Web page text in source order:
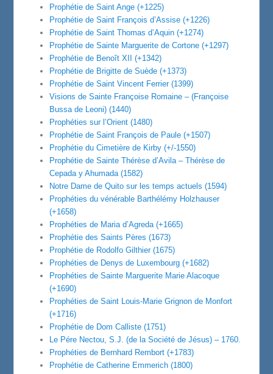
Prophétie de Saint Ange (+1225)
Prophétie de Saint François d’Assise (+1226)
Prophétie de Saint Thomas d’Aquin (+1274)
Prophétie de Sainte Marguerite de Cortone (+1297)
Prophétie de Benoît XII (+1342)
Prophétie de Brigitte de Suède (+1373)
Prophétie de Saint Vincent Ferrier (1399)
Visions de Sainte Françoise Romaine – (Françoise
Bussa de Leoni) (1440)
Prophéties sur l’Orient (1480)
Prophétie de Saint François de Paule (+1507)
Prophétie du Cimetière de Kirby (+/-1550)
Prophétie de Sainte Thérèse d’Avila – Thérèse de
Cepada y Ahumada (1582)
Notre Dame de Quito sur les temps actuels (1594)
Prophéties du vénérable Barthélémy Holzhauser
(+1658)
Prophéties de Maria d’Agreda (+1665)
Prophétie des Saints Pères (1673)
Prophétie de Rodolfo Gilthier (1675)
Prophéties de Denys de Luxembourg (+1682)
Prophéties de Sainte Marguerite Marie Alacoque
(+1690)
Prophéties de Saint Louis-Marie Grignon de Monfort
(+1716)
Prophétie de Dom Calliste (1751)
Le Pére Nectou, S.J. (de la Société de Jésus) – 1760.
Prophéties de Bernhard Rembort (+1783)
Prophétie de Catherine Emmerich (1800)